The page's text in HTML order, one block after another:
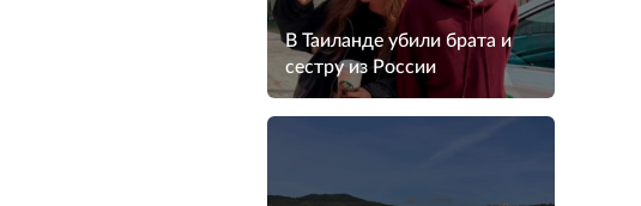
В Таиланде убили брата и
сестру из России